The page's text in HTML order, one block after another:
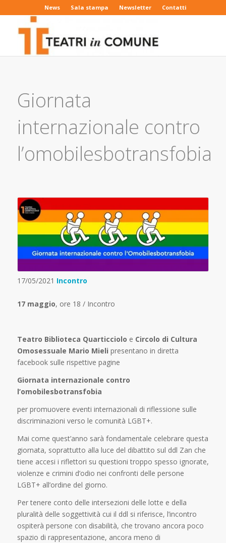
News Sala stampa Newsletter Contatti
Giornata
internazionale contro
l’omobilesbotransfobia
17/05/2021 Incontro
17 maggio, ore 18 / Incontro
Teatro Biblioteca Quarticciolo e Circolo di Cultura
Omosessuale Mario Mieli presentano in diretta
facebook sulle rispettive pagine
Giornata internazionale contro
l’omobilesbotransfobia
per promuovere eventi internazionali di riflessione sulle
discriminazioni verso le comunità LGBT+.
Mai come quest’anno sarà fondamentale celebrare questa
giornata, soprattutto alla luce del dibattito sul ddl Zan che
tiene accesi i riflettori su questioni troppo spesso ignorate,
violenze e crimini d’odio nei confronti delle persone
LGBT+ all’ordine del giorno.
Per tenere conto delle intersezioni delle lotte e della
pluralità delle soggettività cui il ddl si riferisce, l’incontro
ospiterà persone con disabilità, che trovano ancora poco
spazio di rappresentazione, ancora meno di